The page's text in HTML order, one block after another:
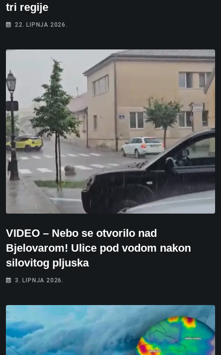
tri regije
22. LIPNJA 2026.
VIDEO – Nebo se otvorilo nad
Bjelovarom! Ulice pod vodom nakon
silovitog pljuska
3. LIPNJA 2026.